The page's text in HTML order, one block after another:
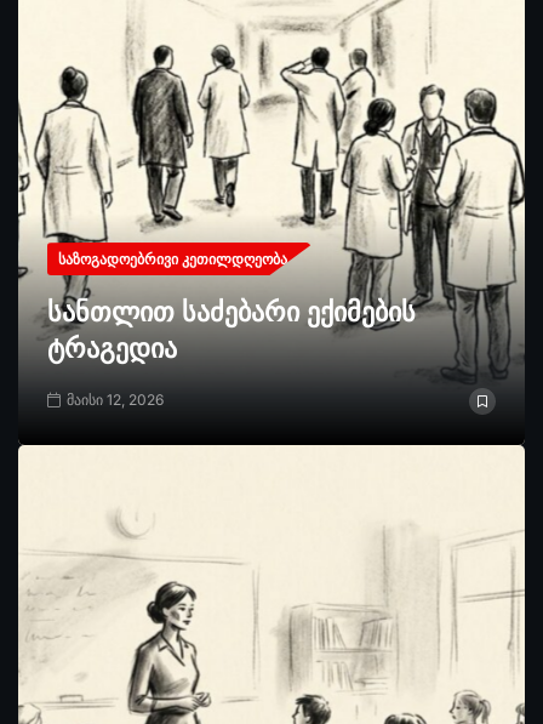
ᲡᲐᲖᲝᲒᲐᲓᲝᲔᲑᲠᲘᲕᲘ ᲙᲔᲗᲘᲚᲓᲦᲔᲝᲑᲐ
სანთლით საძებარი ექიმების
ტრაგედია
მაისი 12, 2026